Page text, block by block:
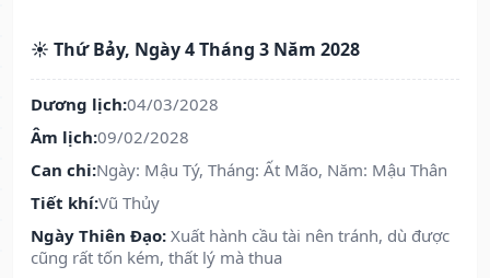
☀️ Thứ Bảy, Ngày 4 Tháng 3 Năm 2028
Dương lịch:04/03/2028
Âm lịch:09/02/2028
Can chi:Ngày: Mậu Tý, Tháng: Ất Mão, Năm: Mậu Thân
Tiết khí:Vũ Thủy
Ngày Thiên Đạo: Xuất hành cầu tài nên tránh, dù được
cũng rất tốn kém, thất lý mà thua